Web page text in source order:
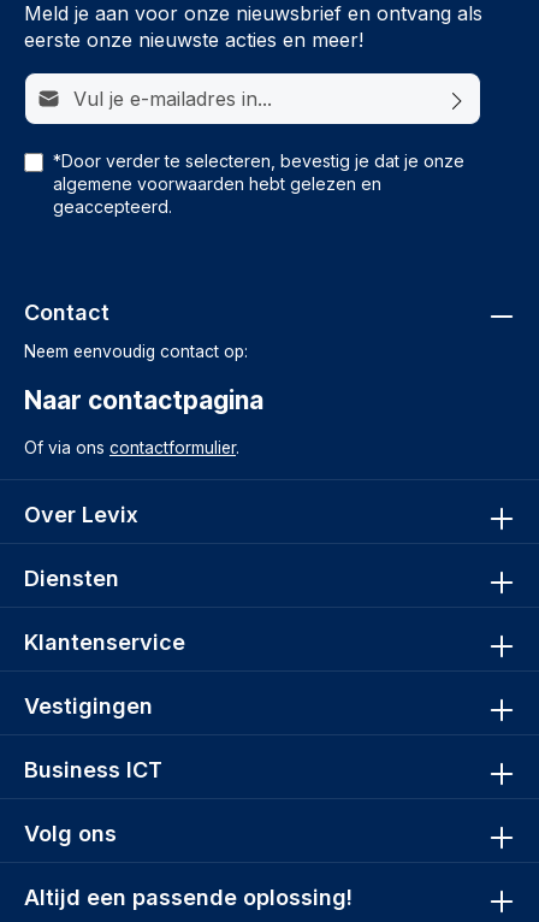
Meld je aan voor onze nieuwsbrief en ontvang als
eerste onze nieuwste acties en meer!
E-mailadres*
*Door verder te selecteren, bevestig je dat je onze
algemene voorwaarden hebt gelezen en
geaccepteerd.
Volg ons
Altijd een passende oplossing!
Contact
Neem eenvoudig contact op:
Naar contactpagina
Of via ons contactformulier.
Over Levix
Diensten
Klantenservice
Vestigingen
Business ICT